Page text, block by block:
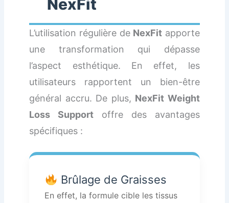
NexFit
L’utilisation régulière de NexFit apporte
une transformation qui dépasse
l’aspect esthétique. En effet, les
utilisateurs rapportent un bien-être
général accru. De plus, NexFit Weight
Loss Support offre des avantages
spécifiques :
Brûlage de Graisses
En effet, la formule cible les tissus